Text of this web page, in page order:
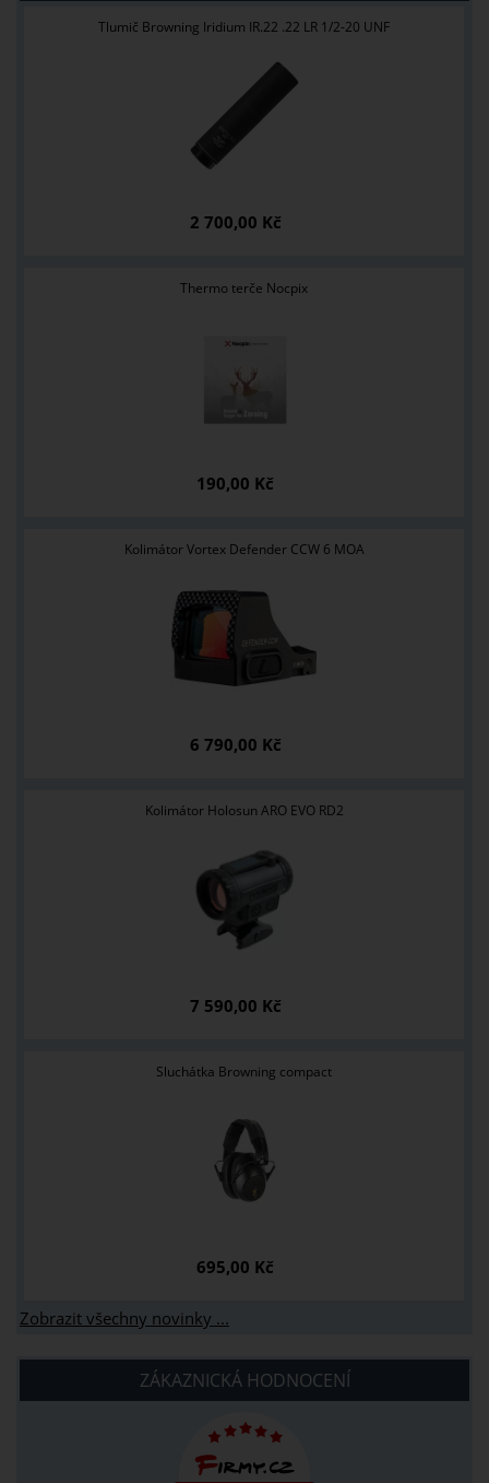
Tlumič Browning Iridium IR.22 .22 LR 1/2-20 UNF
2 700,00 Kč
Thermo terče Nocpix
190,00 Kč
Kolimátor Vortex Defender CCW 6 MOA
6 790,00 Kč
Kolimátor Holosun ARO EVO RD2
7 590,00 Kč
Sluchátka Browning compact
695,00 Kč
Zobrazit všechny novinky ...
ZÁKAZNICKÁ HODNOCENÍ